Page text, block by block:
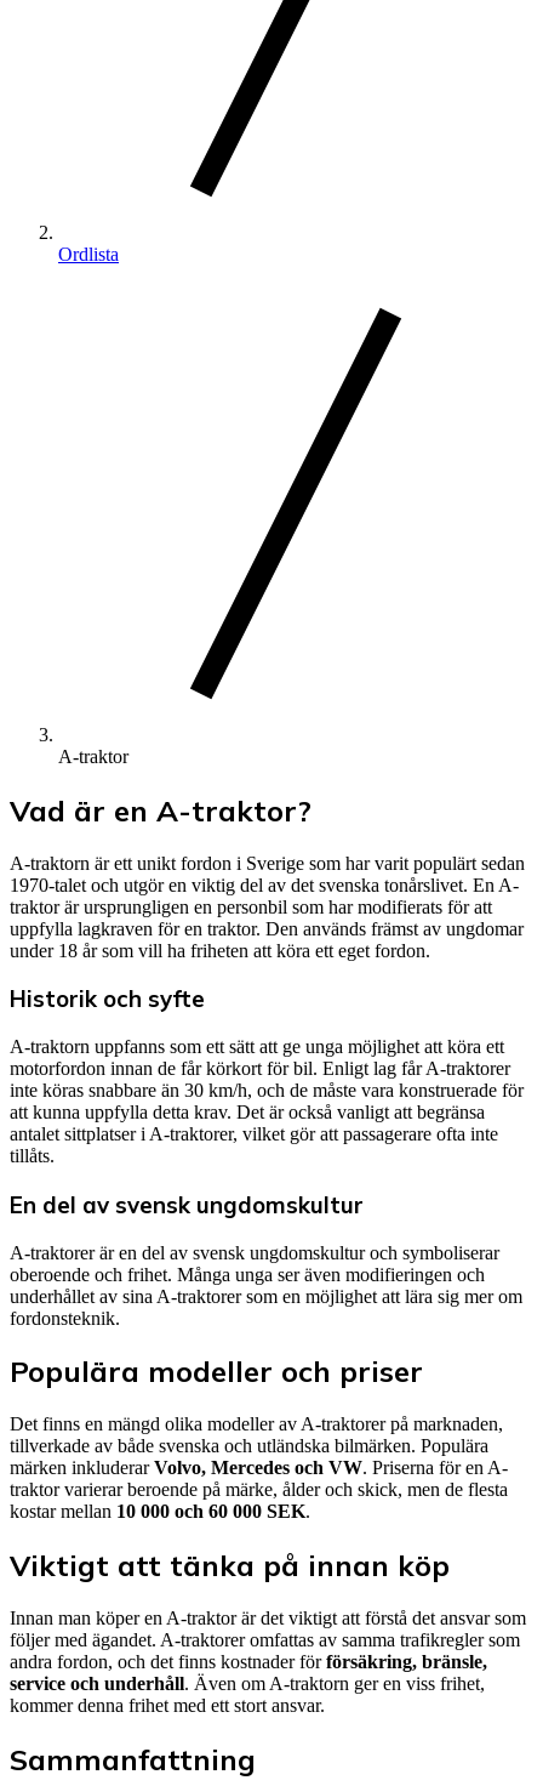
Ordlista
A-traktor
Vad är en A-traktor?
A-traktorn är ett unikt fordon i Sverige som har varit populärt sedan
1970-talet och utgör en viktig del av det svenska tonårslivet. En A-
traktor är ursprungligen en personbil som har modifierats för att
uppfylla lagkraven för en traktor. Den används främst av ungdomar
under 18 år som vill ha friheten att köra ett eget fordon.
Historik och syfte
A-traktorn uppfanns som ett sätt att ge unga möjlighet att köra ett
motorfordon innan de får körkort för bil. Enligt lag får A-traktorer
inte köras snabbare än 30 km/h, och de måste vara konstruerade för
att kunna uppfylla detta krav. Det är också vanligt att begränsa
antalet sittplatser i A-traktorer, vilket gör att passagerare ofta inte
tillåts.
En del av svensk ungdomskultur
A-traktorer är en del av svensk ungdomskultur och symboliserar
oberoende och frihet. Många unga ser även modifieringen och
underhållet av sina A-traktorer som en möjlighet att lära sig mer om
fordonsteknik.
Populära modeller och priser
Det finns en mängd olika modeller av A-traktorer på marknaden,
tillverkade av både svenska och utländska bilmärken. Populära
märken inkluderarVolvo, Mercedes och VW. Priserna för en A-
traktor varierar beroende på märke, ålder och skick, men de flesta
kostar mellan 10 000 och 60 000 SEK.
Viktigt att tänka på innan köp
Innan man köper en A-traktor är det viktigt att förstå det ansvar som
följer med ägandet. A-traktorer omfattas av samma trafikregler som
andra fordon, och det finns kostnader förförsäkring, bränsle,
service och underhåll. Även om A-traktorn ger en viss frihet,
kommer denna frihet med ett stort ansvar.
Sammanfattning